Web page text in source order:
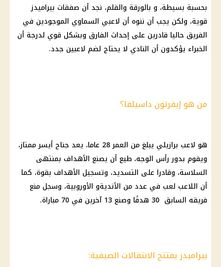
بحسبة بسيطة، و بالورقة والقلم، نجد أن صفقات بيراميدز
قوية، ولكن يجب أن ننوه أن لاعبي السماوي الموجودين في
الفريق حاليا قادرين على إحداث الفارق وبشكل قوي لدرجة أن
الخبراء يؤكدون أن النادي لا يحتاج لضم لاعبين جدد.
من هو إيفرتون داسيلفا؟
هو لاعب برازيلي يبلغ من العمر 28 عاما، يعد جناح أيسر ممتاز،
ويقوم بدور رأس الوجه، طيع أن يصنع الأهداف بمنتهى
السلاسة، وقادرا على التسديد، وتسجيل الأهداف بقوة، كما
أن اللاعب لعب في عدد من الأنديةو الأوروبية، وسجل منع
فريقه السابق 30 هدفًا وصنع 13 آخرين في 70 مباراة.
بيراميدز يفتتح الانتقالات الصيفية: